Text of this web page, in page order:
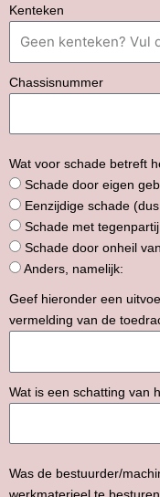
Kenteken
Chassisnummer
Wat voor schade betreft
Schade door eigen
Eenzijdige schade
Schade met tegenpartij
Schade door onheil
Anders, namelijk:
Geef hieronder een
vermelding van de
Wat is een schatting van
Was de bestuurder/